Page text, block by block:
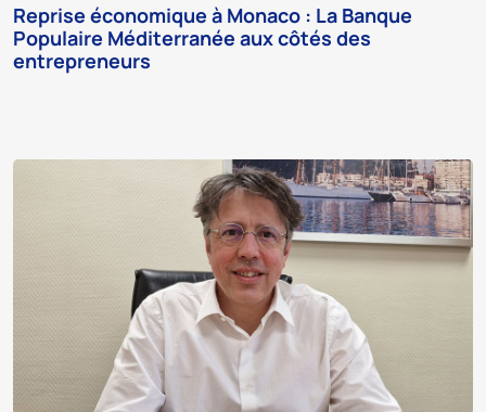
Reprise économique à Monaco : La Banque
Populaire Méditerranée aux côtés des
entrepreneurs